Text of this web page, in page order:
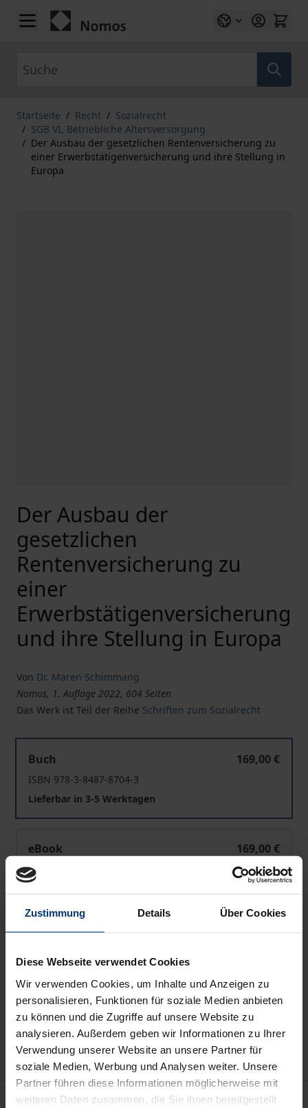
Zustimmung Details Über Cookies
Diese Webseite verwendet Cookies
Wir verwenden Cookies, um Inhalte und Anzeigen zu
personalisieren, Funktionen für soziale Medien anbieten
zu können und die Zugriffe auf unsere Website zu
analysieren. Außerdem geben wir Informationen zu Ihrer
Verwendung unserer Website an unsere Partner für
soziale Medien, Werbung und Analysen weiter. Unsere
Partner führen diese Informationen möglicherweise mit
weiteren Daten zusammen, die Sie ihnen bereitgestellt
Zum Inhalt springen
Startseite / Recht / Sozialrecht
/ SGB VI, Betriebliche Altersversorgung
/ Der Ausbau der gesetzlichen Rentenversicherung zu
einer Erwerbstätigenversicherung und ihre Stellung in
Europa
Der Ausbau der
gesetzlichen
Rentenversicherung zu
einer
Erwerbstätigenversicherung
und ihre Stellung in Europa
Von Dr. Maren Schimmang
Nomos, 1. Auflage 2022, 604 Seiten
Das Werk ist Teil der Reihe Schriften zum Sozialrecht
Buch
169,00 €
ISBN 978-3-8487-8704-3
Lieferbar in 3-5 Werktagen
eBook
169,00 €
ISBN 978-3-7489-3096-9
Preisangaben inkl. MwSt. Abhängig von der Lieferadresse
In den Warenkorb
Zur Wunschliste hinzufügen
Hinweise zu Versandkosten
Beschreibung